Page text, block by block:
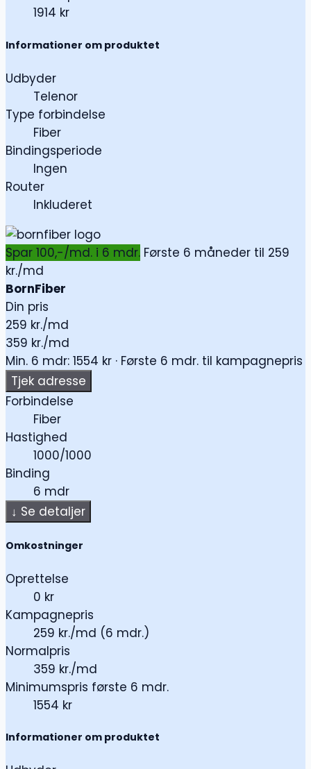
1914 kr
Informationer om produktet
Udbyder
Telenor
Type forbindelse
Fiber
Bindingsperiode
Ingen
Router
Inkluderet
Spar 100,-/md. i 6 mdr. Første 6 måneder til 259
kr./md
BornFiber
Din pris
259 kr./md
359 kr./md
Min. 6 mdr: 1554 kr · Første 6 mdr. til kampagnepris
Tjek adresse
Forbindelse
Fiber
Hastighed
1000/1000
Binding
6 mdr
↓ Se detaljer
Omkostninger
Oprettelse
0 kr
Kampagnepris
259 kr./md (6 mdr.)
Normalpris
359 kr./md
Minimumspris første 6 mdr.
1554 kr
Informationer om produktet